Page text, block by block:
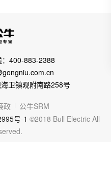
400-883-2388
卫镇观附南路258号
政
公牛SRM
号-1 ©2018 Bull Electric All